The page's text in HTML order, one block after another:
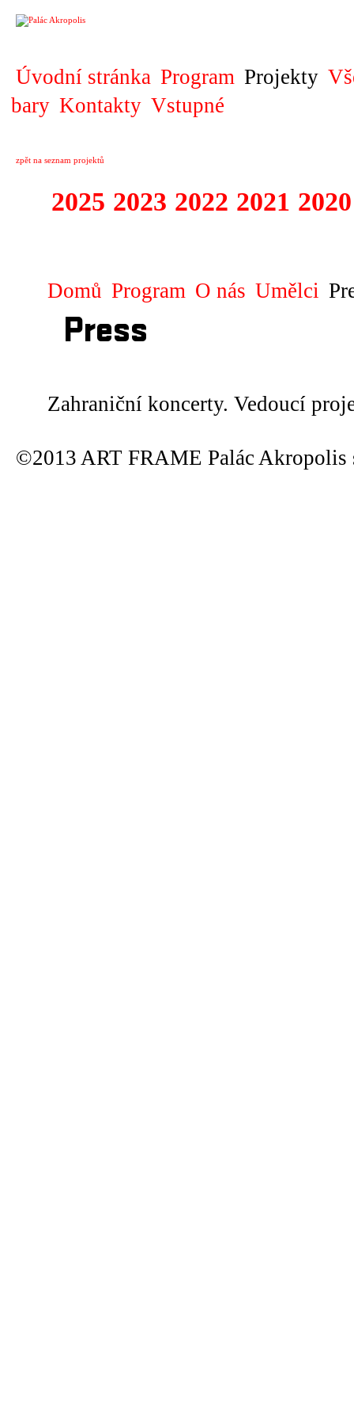
Úvodní stránka Program Projekty
bary Kontakty Vstupné
zpět na seznam projektů
2025 2023 2022 2021 2020
Domů Program O nás Umělci
Press
Zahraniční koncerty. Vedoucí
©2013 ART FRAME Palác Akropolis